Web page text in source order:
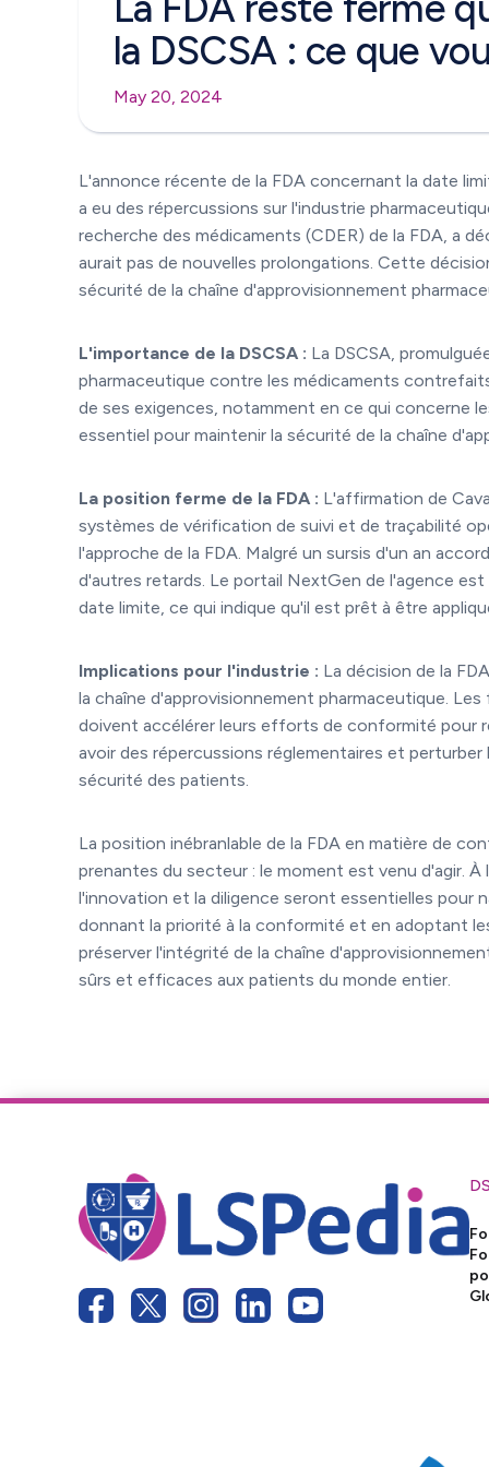
la DSCSA : ce que
May 20, 2024
L'annonce récente de la FDA concernant la date
a eu des répercussions sur l'industrie
recherche des médicaments (CDER) de la FDA, a
aurait pas de nouvelles prolongations. Cette
sécurité de la chaîne d'approvisionnement
L'importance de la DSCSA : La DSCSA,
pharmaceutique contre les médicaments
de ses exigences, notamment en ce qui concerne
essentiel pour maintenir la sécurité de la chaîne
La position ferme de la FDA : L'affirmation de
systèmes de vérification de suivi et de traçabilité
l'approche de la FDA. Malgré un sursis d'un an
d'autres retards. Le portail NextGen de l'agence
date limite, ce qui indique qu'il est prêt à être
Implications pour l'industrie : La décision de la
la chaîne d'approvisionnement pharmaceutique.
doivent accélérer leurs efforts de conformité pour
avoir des répercussions réglementaires et
sécurité des patients.
La position inébranlable de la FDA en matière de
prenantes du secteur : le moment est venu d'agir.
l'innovation et la diligence seront essentielles pour
donnant la priorité à la conformité et en adoptant
préserver l'intégrité de la chaîne
sûrs et efficaces aux patients du monde entier.